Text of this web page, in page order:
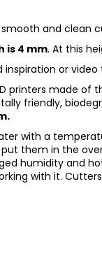
and clean
is 4 mm. At this
or
printers made of
friendly,
with a
them in the
humidity and
with it.